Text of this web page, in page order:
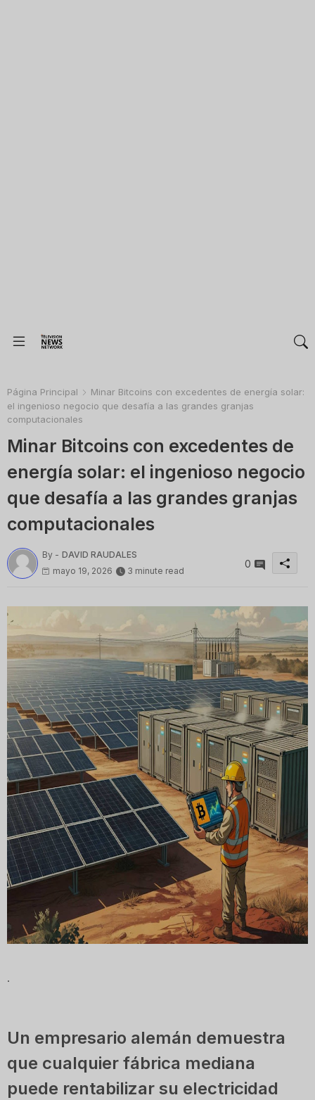
Página Principal
Minar Bitcoins con excedentes de energía solar:
el ingenioso negocio que desafía a las grandes granjas
computacionales
Minar Bitcoins con excedentes de
energía solar: el ingenioso negocio
que desafía a las grandes granjas
computacionales
By - DAVID RAUDALES
mayo 19, 2026
3 minute read
0
.
Un empresario alemán demuestra
que cualquier fábrica mediana
puede rentabilizar su electricidad